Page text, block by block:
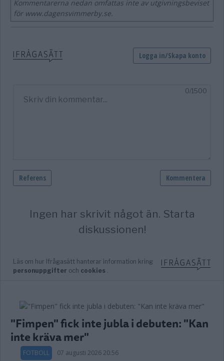
Kommentarerna nedan omfattas inte av utgivningsbeviset
för www.dagensvimmerby.se.
"Fimpen" fick inte jubla i debuten: "Kan
inte kräva mer"
FOTBOLL 07 augusti 2026 20.56